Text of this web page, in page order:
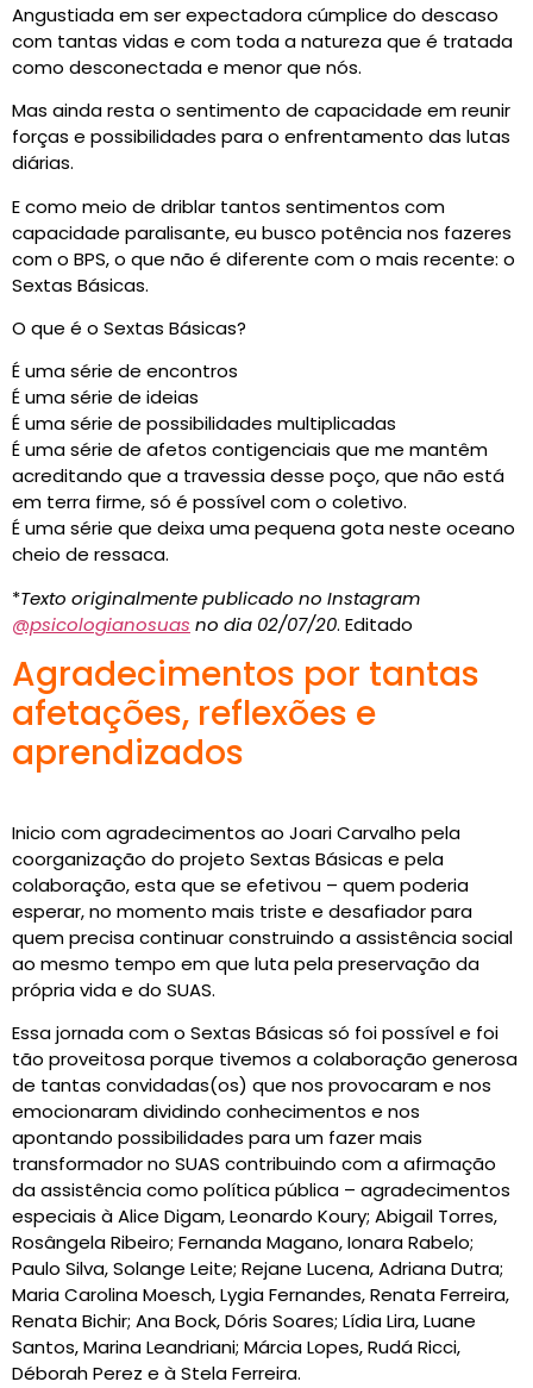
Angustiada em ser expectadora cúmplice do descaso
com tantas vidas e com toda a natureza que é tratada
como desconectada e menor que nós.
Mas ainda resta o sentimento de capacidade em reunir
forças e possibilidades para o enfrentamento das lutas
diárias.
E como meio de driblar tantos sentimentos com
capacidade paralisante, eu busco potência nos fazeres
com o BPS, o que não é diferente com o mais recente: o
Sextas Básicas.
O que é o Sextas Básicas?
É uma série de encontros
É uma série de ideias
É uma série de possibilidades multiplicadas
É uma série de afetos contigenciais que me mantêm
acreditando que a travessia desse poço, que não está
em terra firme, só é possível com o coletivo.
É uma série que deixa uma pequena gota neste oceano
cheio de ressaca.
*Texto originalmente publicado no Instagram
@psicologianosuas no dia 02/07/20. Editado
Agradecimentos por tantas
afetações, reflexões e
aprendizados
Inicio com agradecimentos ao Joari Carvalho pela
coorganização do projeto Sextas Básicas e pela
colaboração, esta que se efetivou – quem poderia
esperar, no momento mais triste e desafiador para
quem precisa continuar construindo a assistência social
ao mesmo tempo em que luta pela preservação da
própria vida e do SUAS.
Essa jornada com o Sextas Básicas só foi possível e foi
tão proveitosa porque tivemos a colaboração generosa
de tantas convidadas(os) que nos provocaram e nos
emocionaram dividindo conhecimentos e nos
apontando possibilidades para um fazer mais
transformador no SUAS contribuindo com a afirmação
da assistência como política pública – agradecimentos
especiais à Alice Digam, Leonardo Koury; Abigail Torres,
Rosângela Ribeiro; Fernanda Magano, Ionara Rabelo;
Paulo Silva, Solange Leite; Rejane Lucena, Adriana Dutra;
Maria Carolina Moesch, Lygia Fernandes, Renata Ferreira,
Renata Bichir; Ana Bock, Dóris Soares; Lídia Lira, Luane
Santos, Marina Leandriani; Márcia Lopes, Rudá Ricci,
Déborah Perez e à Stela Ferreira.